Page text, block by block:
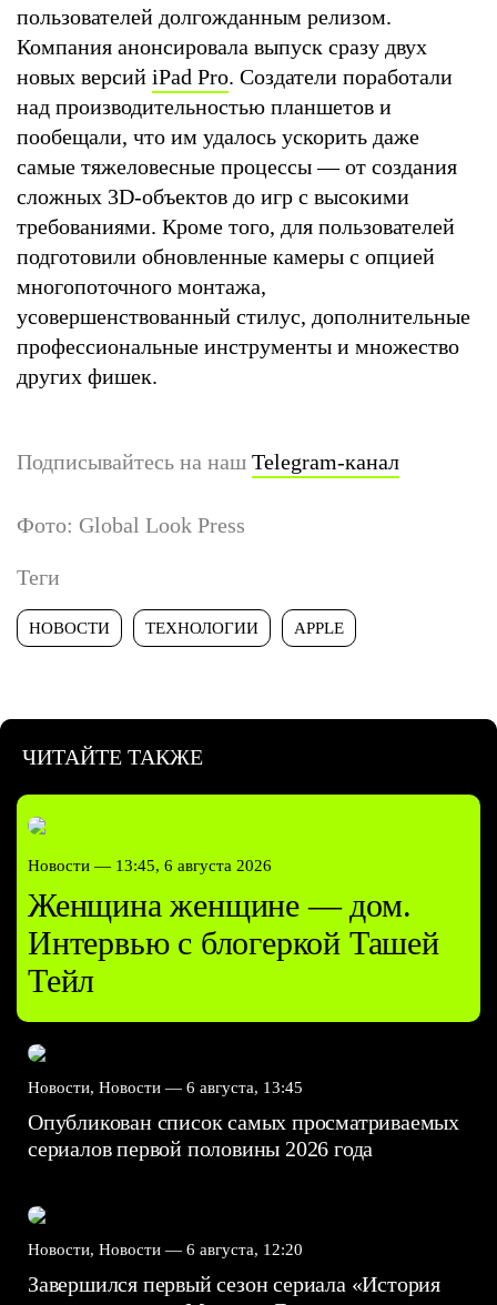
пользователей долгожданным релизом.
Компания анонсировала выпуск сразу двух
новых версий iPad Pro. Создатели поработали
над производительностью планшетов и
пообещали, что им удалось ускорить даже
самые тяжеловесные процессы — от создания
сложных 3D-объектов до игр с высокими
требованиями. Кроме того, для пользователей
подготовили обновленные камеры с опцией
многопоточного монтажа,
усовершенствованный стилус, дополнительные
профессиональные инструменты и множество
других фишек.
Подписывайтесь на наш Telegram-канал
Фото: Global Look Press
Теги
НОВОСТИ ТЕХНОЛОГИИ APPLE
ЧИТАЙТЕ ТАКЖЕ
Новости — 13:45, 6 августа 2026
Женщина женщине — дом.
Интервью с блогеркой Ташей
Тейл
Новости, Новости — 6 августа, 13:45
Опубликован список самых просматриваемых
сериалов первой половины 2026 года
Новости, Новости — 6 августа, 12:20
Завершился первый сезон сериала «История